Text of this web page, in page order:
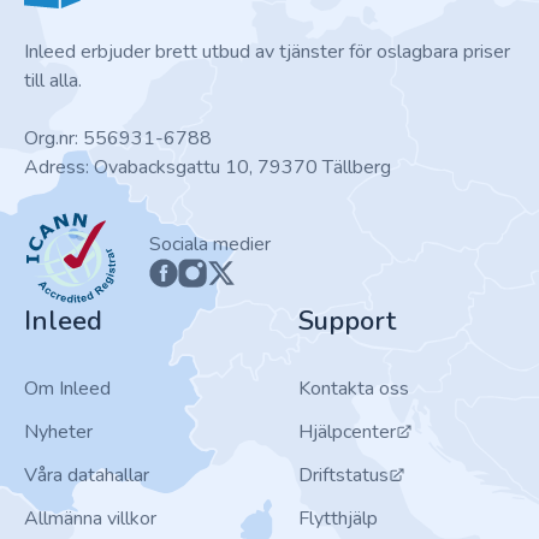
Inleed erbjuder brett utbud av tjänster för oslagbara priser
till alla.
Org.nr: 556931-6788
Adress: Ovabacksgattu 10, 79370 Tällberg
ICANN
Sociala medier
Inleed
Om Inleed
Nyheter
Våra datahallar
Allmänna villkor
Support
Kontakta oss
Hjälpcenter
Driftstatus
Flytthjälp